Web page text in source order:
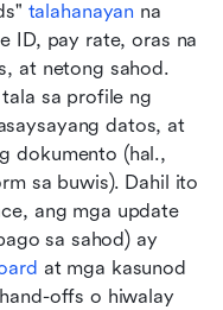
talahanayan na
ID, pay rate, oras na
at netong sahod.
sa profile ng
datos, at
dokumento (hal.,
sa buwis). Dahil ito
ang mga update
sa sahod) ay
at mga kasunod
offs o hiwalay